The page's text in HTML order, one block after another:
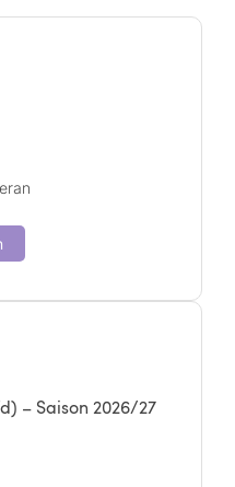
– Saison 2026/27